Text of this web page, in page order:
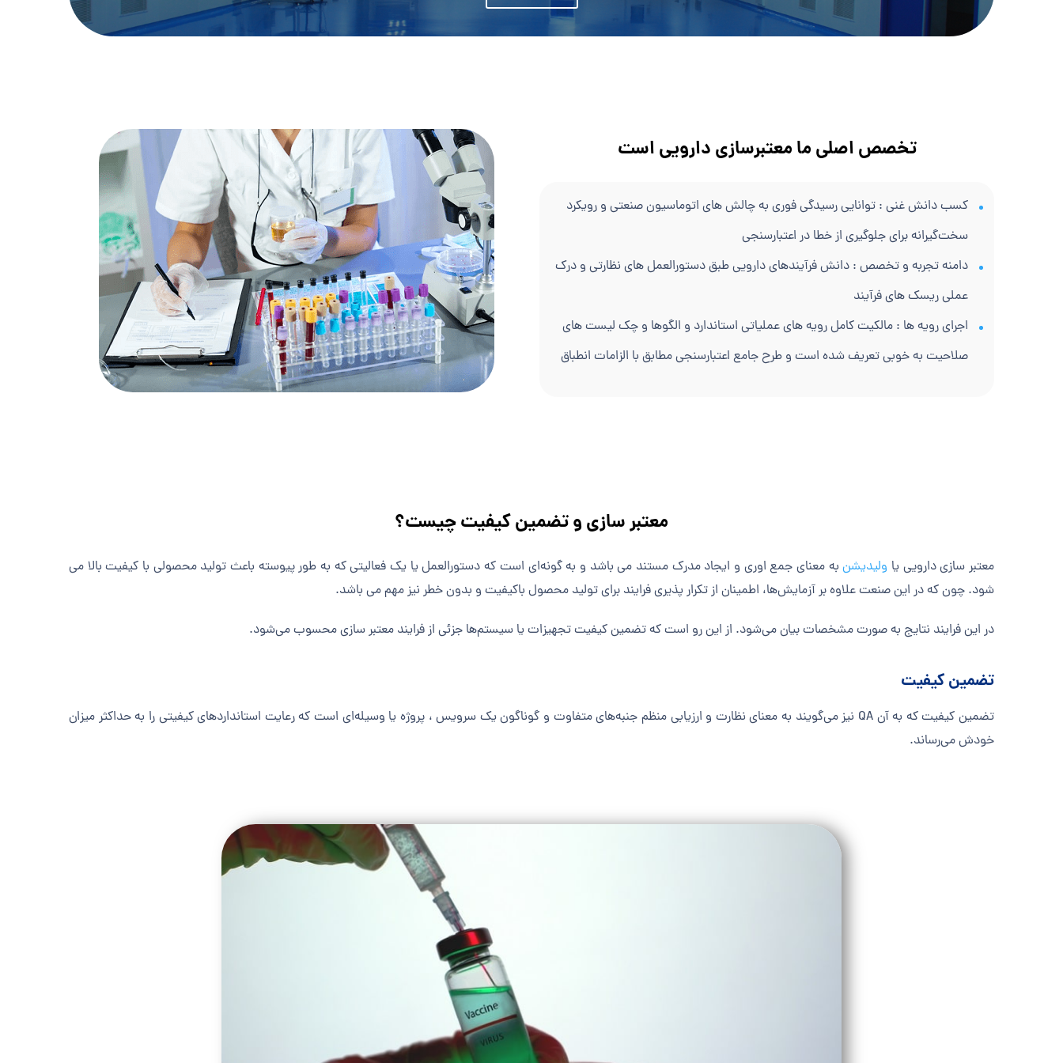
تخصص اصلی ما معتبرسازی دارویی است
کسب دانش غنی : توانایی رسیدگی فوری به چالش های اتوماسیون صنعتی و رویکرد
سخت‌گیرانه برای جلوگیری از خطا در اعتبارسنجی
دامنه تجربه و تخصص : دانش فرآیندهای دارویی طبق دستورالعمل های نظارتی و درک
عملی ریسک های فرآیند
اجرای رویه ها : مالکیت کامل رویه های عملیاتی استاندارد و الگوها و چک لیست های
صلاحیت به خوبی تعریف شده است و طرح جامع اعتبارسنجی مطابق با الزامات انطباق
معتبر سازی و تضمین کیفیت چیست؟
معتبر سازی دارویی یا ولیدیشنبه معنای جمع اوری و ایجاد مدرک مستند می باشد و به گونه‌ای است که دستورالعمل یا یک فعالیتی که به طور پیوسته باعث تولید محصولی با کیفیت بالا می
شود. چون که در این صنعت علاوه بر آزمایش‌ها، اطمینان از تکرار پذیری فرایند برای تولید محصول باکیفیت و بدون خطر نیز مهم می باشد.
در این فرایند نتایج به صورت مشخصات بیان می‌شود. از این رو است که تضمین کیفیت تجهیزات یا سیستم‌ها جزئی از فرایند معتبر سازی محسوب می‌شود.
تضمین کیفیت
تضمین کیفیت که به آن QA نیز می‌گویند به معنای نظارت و ارزیابی منظم جنبه‌های متفاوت و گوناگون یک سرویس ، پروژه یا وسیله‌ای است که رعایت استانداردهای کیفیتی را به حداکثر میزان
خودش می‌رساند.